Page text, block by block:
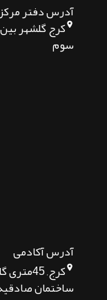
آدرس دفتر
کرج گلشهر
سوم
آدرس آکادمی
کرج,
ساختمان